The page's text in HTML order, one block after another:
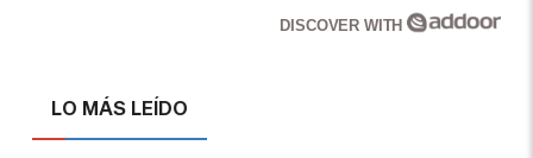
LO MÁS LEÍDO
DISCOVER WITH